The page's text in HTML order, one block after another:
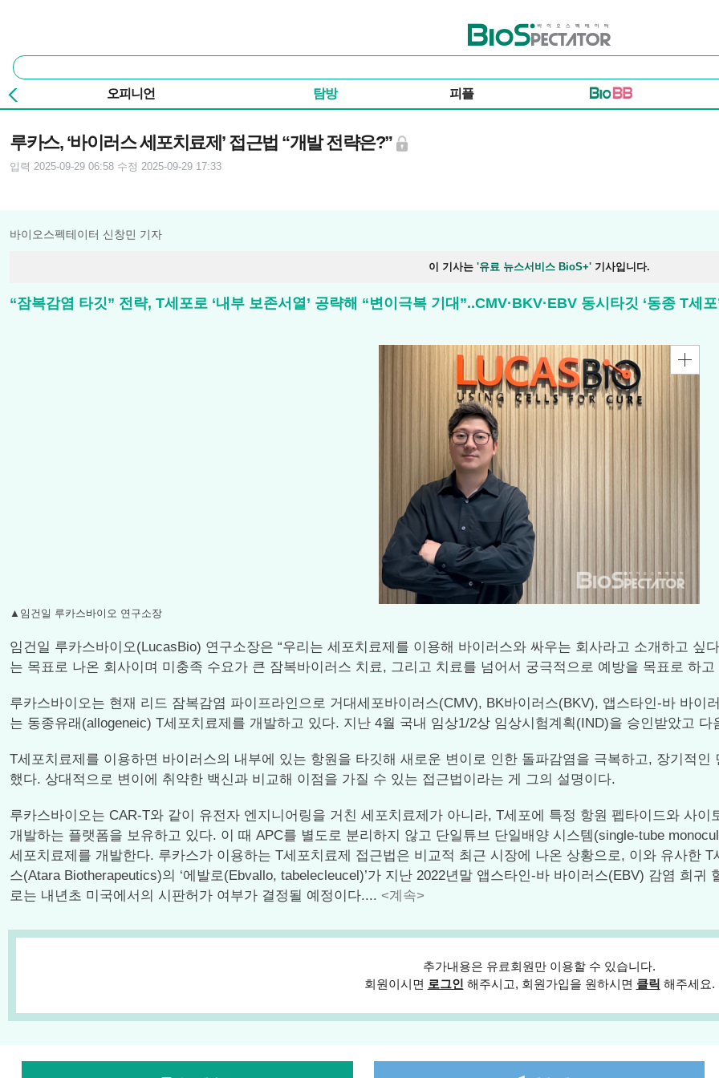
바이오스펙테이터
통
합
검
색
오피니언 탐방 피플
루카스, ‘바이러스 세포치료제’ 접근법 “개발 전략은?”
입력 2025-09-29 06:58 수정 2025-09-29 17:33
바이오스펙테이터 신창민 기자
이 기사는 '유료 뉴스서비스 BioS+' 기사입니다.
“잠복감염 타깃” 전략, T세포로 ‘내부 보존서열’ 공략해 “변이극복 기대”..CMV·BKV·EBV 동시타깃 ‘동종 T세
▲임건일 루카스바이오 연구소장
임건일 루카스바이오(LucasBio) 연구소장은 “우리는 세포치료제를 이용해 바이러스와 싸우는 회사라고 소개하고 싶
는 목표로 나온 회사이며 미충족 수요가 큰 잠복바이러스 치료, 그리고 치료를 넘어서 궁극적으로 예방을 목표로 하
루카스바이오는 현재 리드 잠복감염 파이프라인으로 거대세포바이러스(CMV), BK바이러스(BKV), 앱스타인-바 바이
는 동종유래(allogeneic) T세포치료제를 개발하고 있다. 지난 4월 국내 임상1/2상 임상시험계획(IND)을 승인받았고
T세포치료제를 이용하면 바이러스의 내부에 있는 항원을 타깃해 새로운 변이로 인한 돌파감염을 극복하고, 장기적
했다. 상대적으로 변이에 취약한 백신과 비교해 이점을 가질 수 있는 접근법이라는 게 그의 설명이다.
루카스바이오는 CAR-T와 같이 유전자 엔지니어링을 거친 세포치료제가 아니라, T세포에 특정 항원 펩타이드와 사
개발하는 플랫폼을 보유하고 있다. 이 때 APC를 별도로 분리하지 않고 단일튜브 단일배양 시스템(single-tube
세포치료제를 개발한다. 루카스가 이용하는 T세포치료제 접근법은 비교적 최근 시장에 나온 상황으로, 이와 유사한
스(Atara Biotherapeutics)의 ‘에발로(Ebvallo, tabelecleucel)’가 지난 2022년말 앱스타인-바 바이러스(EBV) 감염 희
로는 내년초 미국에서의 시판허가 여부가 결정될 예정이다.... <계속>
추가내용은 유료회원만 이용할 수 있습니다.
회원이시면 로그인 해주시고, 회원가입을 원하시면 클릭 해주세요.